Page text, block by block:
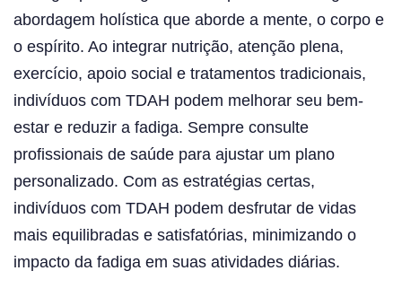
abordagem holística que aborde a mente, o corpo e
o espírito. Ao integrar nutrição, atenção plena,
exercício, apoio social e tratamentos tradicionais,
indivíduos com TDAH podem melhorar seu bem-
estar e reduzir a fadiga. Sempre consulte
profissionais de saúde para ajustar um plano
personalizado. Com as estratégias certas,
indivíduos com TDAH podem desfrutar de vidas
mais equilibradas e satisfatórias, minimizando o
impacto da fadiga em suas atividades diárias.